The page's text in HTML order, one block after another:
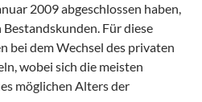
2009 abgeschlossen haben,
Für diese
bei dem Wechsel des privaten
wobei sich die meisten
möglichen Alters der